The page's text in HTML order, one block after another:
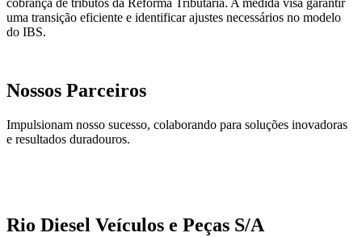
cobrança de tributos da Reforma Tributária. A medida visa garantir
uma transição eficiente e identificar ajustes necessários no modelo
do IBS.
Nossos Parceiros
Impulsionam nosso sucesso, colaborando para soluções inovadoras
e resultados duradouros.
Rio Diesel Veículos e Peças S/A